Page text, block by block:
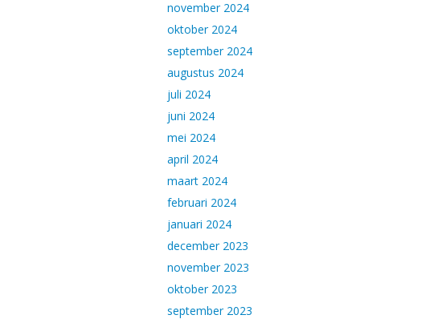
november 2024
oktober 2024
september 2024
augustus 2024
juli 2024
juni 2024
mei 2024
april 2024
maart 2024
februari 2024
januari 2024
december 2023
november 2023
oktober 2023
september 2023